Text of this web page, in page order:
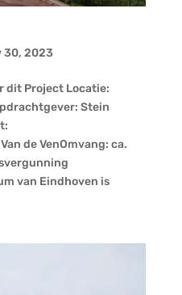
30, 2023
dit Project Locatie:
Stein
de VenOmvang: ca.
van Eindhoven is